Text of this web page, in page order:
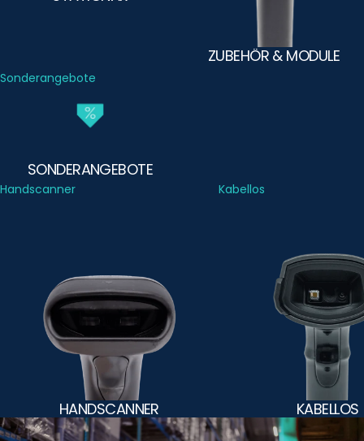
ZUBEHÖR & MODULE
Sonderangebote
SONDERANGEBOTE
Handscanner
HANDSCANNER
Kabellos
KABELLOS